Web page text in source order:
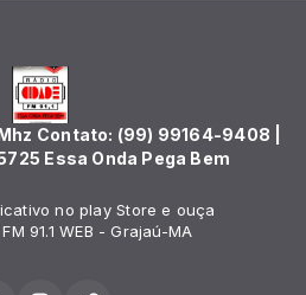
Mhz Contato: (99) 99164-9408 |
Essa Onda Pega Bem
no play Store e ouça
91.1 WEB - Grajaú-MA